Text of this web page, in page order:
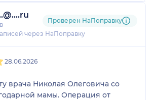
через НаПоправку
Проверен НаПоправку
28.06.2026
врача Николая Олеговича со
мамы. Операция от